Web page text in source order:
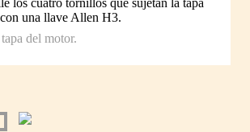
los cuatro tornillos que sujetan la tapa
una llave Allen H3.
del motor.